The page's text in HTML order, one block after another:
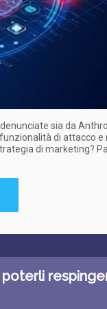
sia da
di attacco e
di marketing?
poterli